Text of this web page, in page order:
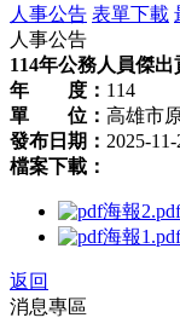
人事公告 表單下載
人事公告
114年公務人員傑
年 度： 114
單 位： 高雄市
發布日期： 2025-11-
檔案下載：
海報
海報
返回
消息專區